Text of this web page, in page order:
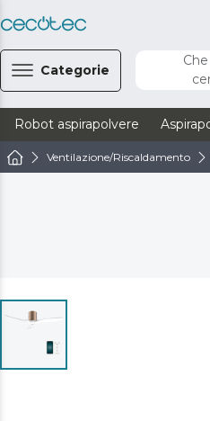
Categorie
Robot aspirapolvere
Ventilazione/Riscaldamento